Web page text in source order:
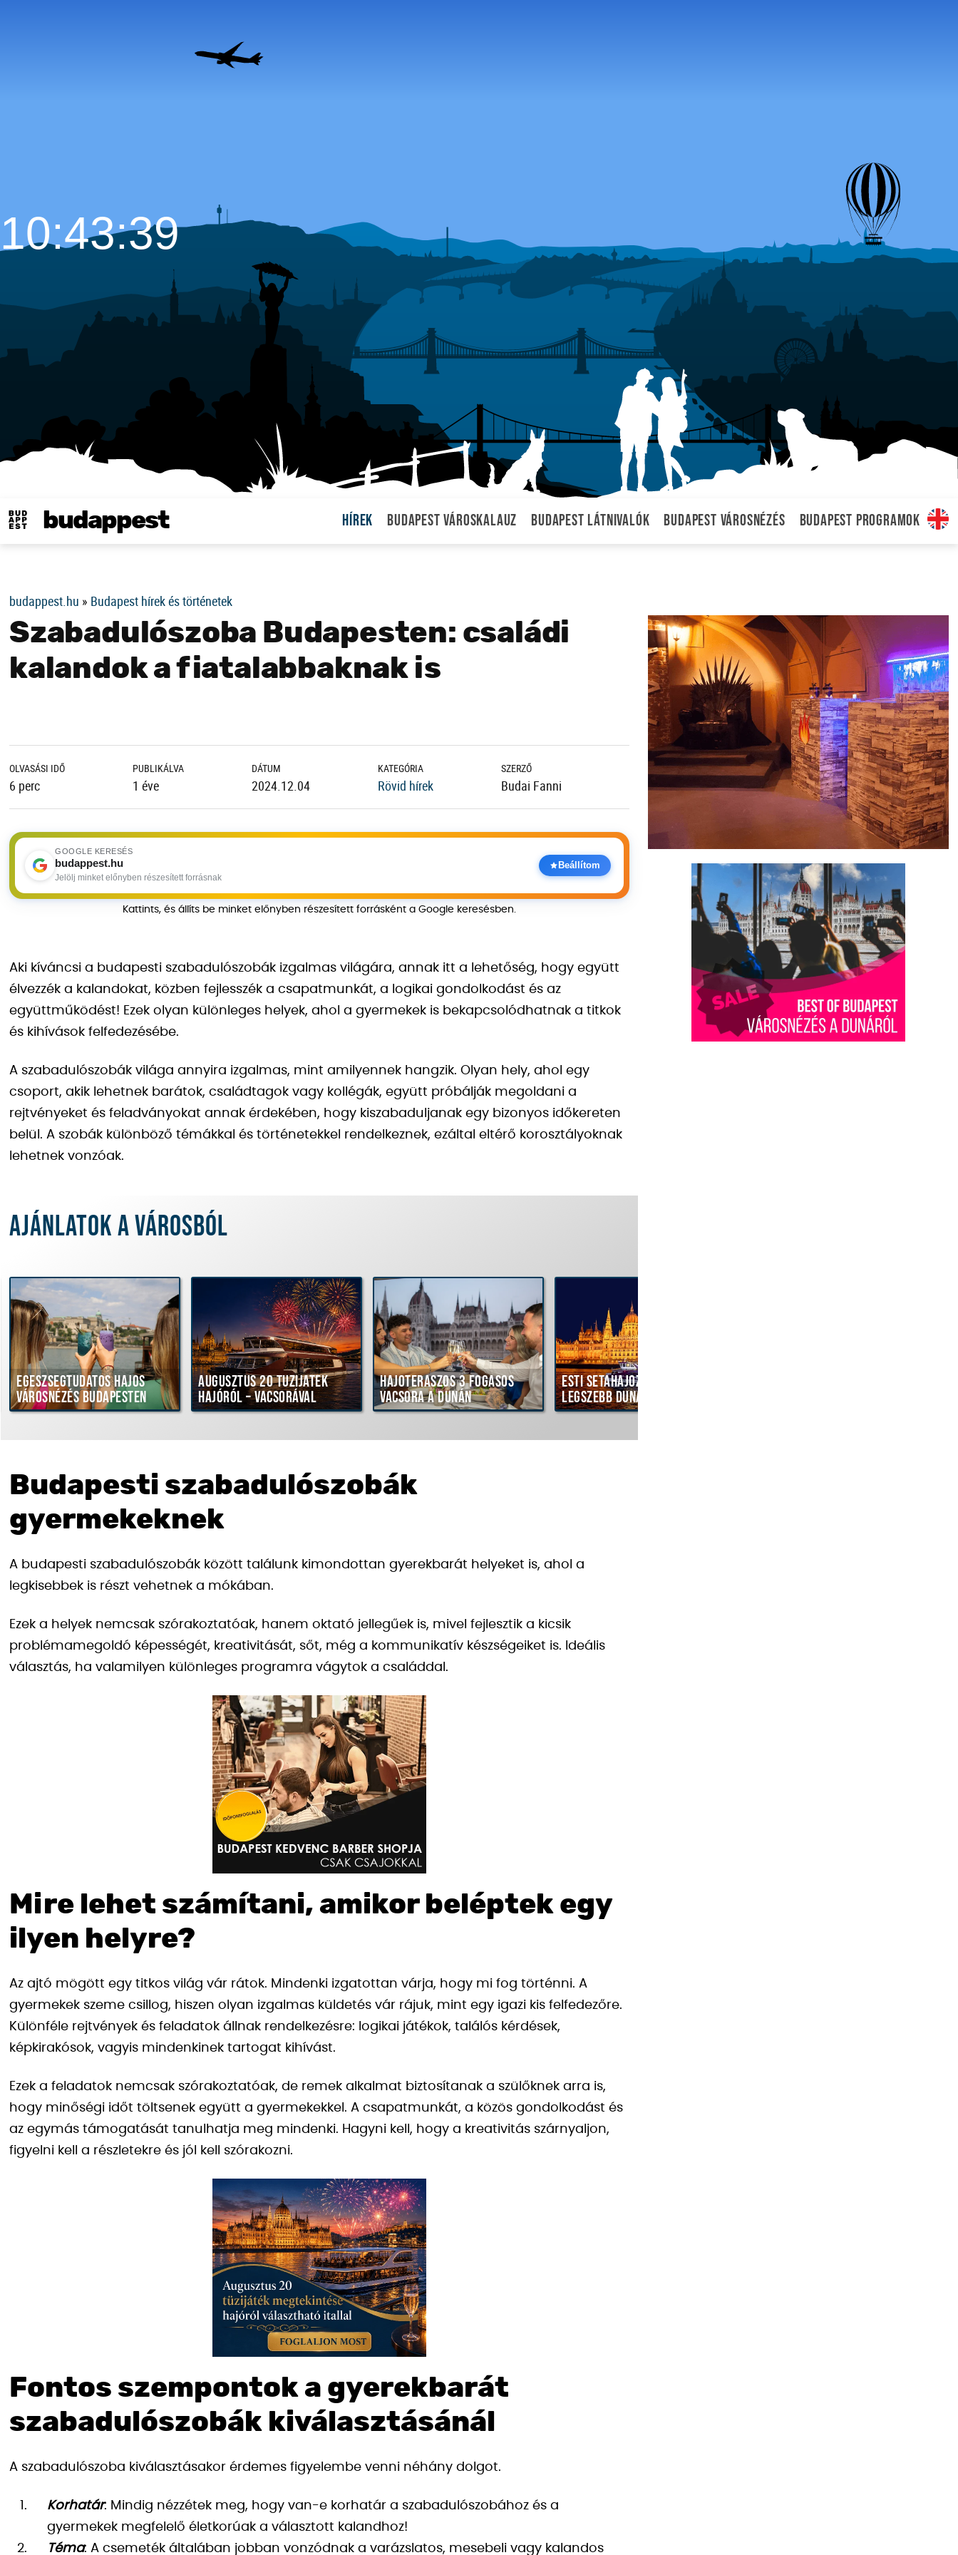
budappest Hírek Budapest városkalauz Budapest látnivalók Budapest városnézés Budapest programok
10:43:40
budappest.hu » Budapest hírek és történetek
Szabadulószoba Budapesten: családi
kalandok a fiatalabbaknak is
OLVASÁSI IDŐ
6 perc
PUBLIKÁLVA
1 éve
DÁTUM
2024.12.04
KATEGÓRIA
Rövid hírek
SZERZŐ
Budai Fanni
GOOGLE KERESÉS
budappest.hu
Jelölj minket előnyben részesített forrásnak
Beállítom
Kattints, és állíts be minket előnyben részesített forrásként a Google keresésben.
Aki kíváncsi a budapesti szabadulószobák izgalmas világára, annak itt a lehetőség, hogy együtt
élvezzék a kalandokat, közben fejlesszék a csapatmunkát, a logikai gondolkodást és az
együttműködést! Ezek olyan különleges helyek, ahol a gyermekek is bekapcsolódhatnak a titkok
és kihívások felfedezésébe.
A szabadulószobák világa annyira izgalmas, mint amilyennek hangzik. Olyan hely, ahol egy
csoport, akik lehetnek barátok, családtagok vagy kollégák, együtt próbálják megoldani a
rejtvényeket és feladványokat annak érdekében, hogy kiszabaduljanak egy bizonyos időkereten
belül. A szobák különböző témákkal és történetekkel rendelkeznek, ezáltal eltérő korosztályoknak
lehetnek vonzóak.
Ajánlatok a városból
Egészségtudatos hajós
városnézés Budapesten
Augusztus 20 tűzijáték
hajóról – vacsorával
Hajóteraszos 3 fogásos
vacsora a Dunán
Esti sétahajózás Budapest
legszebb dunai szakaszán
Budapesti szabadulószobák
gyermekeknek
A budapesti szabadulószobák között találunk kimondottan gyerekbarát helyeket is, ahol a
legkisebbek is részt vehetnek a mókában.
Ezek a helyek nemcsak szórakoztatóak, hanem oktató jellegűek is, mivel fejlesztik a kicsik
problémamegoldó képességét, kreativitását, sőt, még a kommunikatív készségeiket is. Ideális
választás, ha valamilyen különleges programra vágytok a családdal.
Mire lehet számítani, amikor beléptek egy
ilyen helyre?
Az ajtó mögött egy titkos világ vár rátok. Mindenki izgatottan várja, hogy mi fog történni. A
gyermekek szeme csillog, hiszen olyan izgalmas küldetés vár rájuk, mint egy igazi kis felfedezőre.
Különféle rejtvények és feladatok állnak rendelkezésre: logikai játékok, találós kérdések,
képkirakósok, vagyis mindenkinek tartogat kihívást.
Ezek a feladatok nemcsak szórakoztatóak, de remek alkalmat biztosítanak a szülőknek arra is,
hogy minőségi időt töltsenek együtt a gyermekekkel. A csapatmunkát, a közös gondolkodást és
az egymás támogatását tanulhatja meg mindenki. Hagyni kell, hogy a kreativitás szárnyaljon,
figyelni kell a részletekre és jól kell szórakozni.
Fontos szempontok a gyerekbarát
szabadulószobák kiválasztásánál
A szabadulószoba kiválasztásakor érdemes figyelembe venni néhány dolgot.
Korhatár: Mindig nézzétek meg, hogy van-e korhatár a szabadulószobához és a
gyermekek megfelelő életkorúak a választott kalandhoz!
Téma: A csemeték általában jobban vonzódnak a varázslatos, mesebeli vagy kalandos